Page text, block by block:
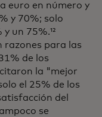
euro en número y
y 70%; solo
un 75%.¹²
razones para las
de los
la "mejor
el 25% de los
del
se